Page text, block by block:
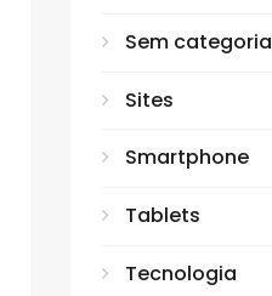
Sem categoria
Sites
Smartphone
Tablets
Tecnologia